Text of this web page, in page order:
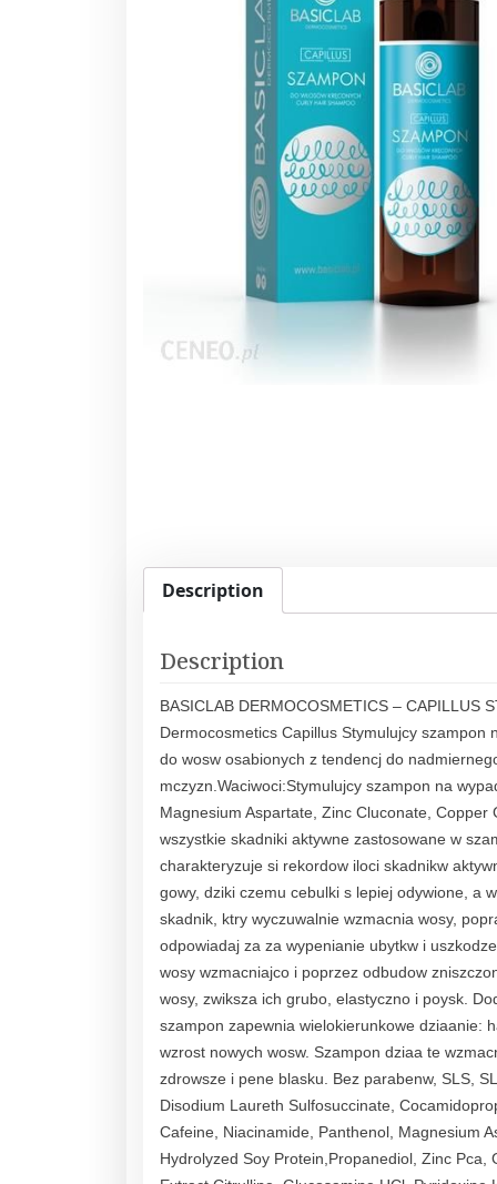
Description
Description
BASICLAB DERMOCOSMETICS – CAPILLUS
Dermocosmetics Capillus Stymulujcy
do wosw osabionych z tendencj do
mczyzn.Waciwoci:Stymulujcy szampon na
Magnesium Aspartate, Zinc Cluconate,
wszystkie skadniki aktywne zastosowane w
charakteryzuje si rekordow iloci skadnikw
gowy, dziki czemu cebulki s lepiej odywione, a
skadnik, ktry wyczuwalnie wzmacnia wosy,
odpowiadaj za za wypenianie ubytkw i
wosy wzmacniajco i poprzez odbudow
wosy, zwiksza ich grubo, elastyczno i poysk.
szampon zapewnia wielokierunkowe dziaanie:
wzrost nowych wosw. Szampon dziaa te
zdrowsze i pene blasku. Bez parabenw, SLS,
Disodium Laureth Sulfosuccinate,
Cafeine, Niacinamide, Panthenol, Magnesium
Hydrolyzed Soy Protein,Propanediol, Zinc